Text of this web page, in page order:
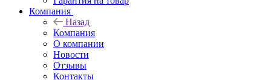
Компания
Назад
Компания
О компании
Новости
Отзывы
Контакты